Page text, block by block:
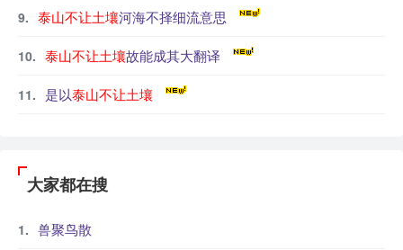
泰山不让土壤河海不择细流意思
泰山不让土壤故能成其大翻译
是以泰山不让土壤
大家都在搜
兽聚鸟散